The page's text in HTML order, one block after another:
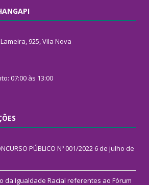
925, Vila Nova
07:00 às 13:00
PÚBLICO Nº 001/2022 6 de julho de
da Igualdade Racial referentes ao Fórum